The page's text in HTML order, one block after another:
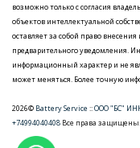
возможно только с согласия
объектов интеллектуальной
оставляет за собой право
предварительного уведомления.
информационный характер и не
может меняться. Более точную
2026© Battery Service::ООО "БС" ИНН
+74994040408 Все права